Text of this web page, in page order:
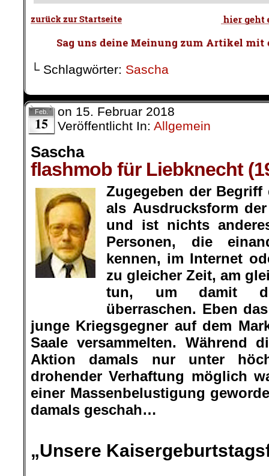
└ Schlagwörter: Sascha
Feb.
15
on 15. Februar 2018
Veröffentlicht In: Allgemein
Sascha
flashmob für Liebknecht
Zugegeben der
als Ausdrucksform
und ist nichts
Personen, die
kennen, im Internet
zu gleicher Zeit, am
tun, um damit
überraschen. Eben
junge Kriegsgegner auf dem
Saale versammelten. Während
Aktion damals nur unter
drohender Verhaftung möglich
einer Massenbelustigung
damals geschah…
„Unsere